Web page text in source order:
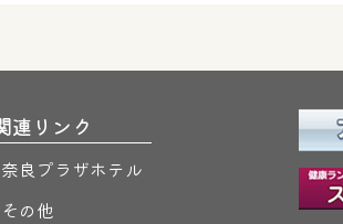
連リンク
奈良プラザホテル
その他